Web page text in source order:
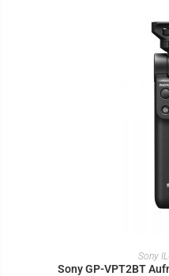
IN DEN
Sony
Sony GP-VPT2BT